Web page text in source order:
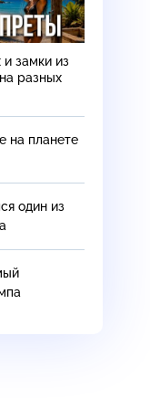
замки из
разных
на планете
один из